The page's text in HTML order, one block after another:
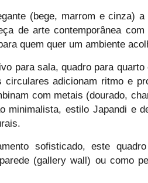
(bege, marrom e cinza)
de arte contemporânea
quem quer um ambiente
para sala, quadro para
adicionam ritmo e
com metais (dourado,
minimalista, estilo Japandi e
sofisticado, este
(gallery wall) ou como